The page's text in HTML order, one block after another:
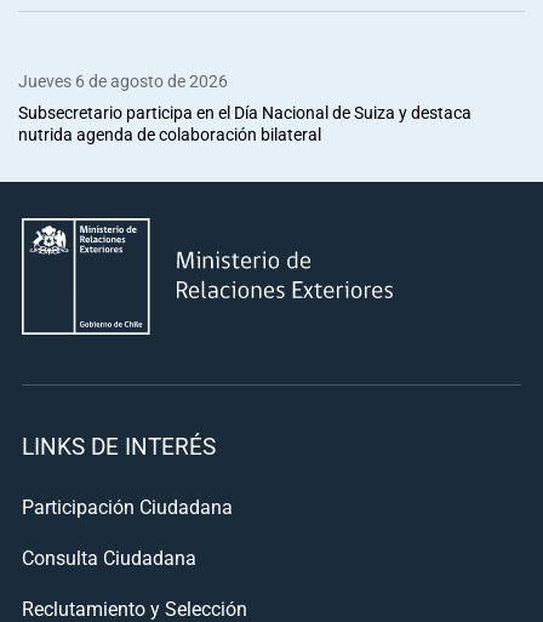
Jueves 6 de agosto de 2026
Subsecretario participa en el Día Nacional de Suiza y destaca
nutrida agenda de colaboración bilateral
LINKS DE INTERÉS
Participación Ciudadana
Consulta Ciudadana
Reclutamiento y Selección